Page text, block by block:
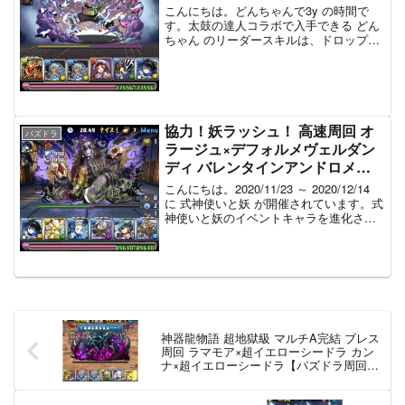
こんにちは。どんちゃんで3y の時間で
す。太鼓の達人コラボで入手できる どん
ちゃん のリーダースキルは、ドロップ操
パズドラ
協力！妖ラッシュ！ 高速周回 オ
ラージュ×デフォルメヴェルダン
ディ バレンタインアンドロメダ×
オラージュ【パズドラ 周回編
成】
こんにちは。2020/11/23 ～ 2020/12/14
に 式神使いと妖 が開催されています。式
神使いと妖のイベントキャラを進化させ
神器龍物語 超地獄級 マルチA完結 ブレス
周回 ラマモア×超イエローシードラ カン
ナ×超イエローシードラ【パズドラ周回編